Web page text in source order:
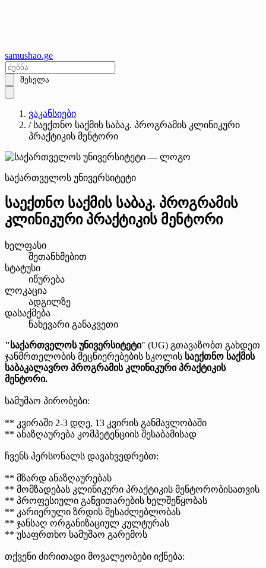
samushao.ge
შესვლა
ვაკანსიები
/ საექთნო საქმის საბაკ. პროგრამის კლინიკური
პრაქტიკის მენტორი
საქართველოს უნივერსიტეტი
საექთნო საქმის საბაკ. პროგრამის
კლინიკური პრაქტიკის მენტორი
ხელფასი
შეთანხმებით
სტატუსი
იწურება
ლოკაცია
ადგილზე
დასაქმება
ნახევარი განაკვეთი
"საქართველოს უნივერსიტეტი" (UG) გთავაზობთ გახდეთ
ჯანმრთელობის მეცნიერებების სკოლის საექთნო საქმის
საბაკალავრო პროგრამის კლინიკური პრაქტიკის
მენტორი.
სამუშაო პირობები:
** კვირაში 2-3 დღე, 13 კვირის განმავლობაში
** ანაზღაურება კომპეტენციის შესაბამისად
ჩვენს პერსონალს დავახვედრებთ:
** მზარდ ანაზღაურებას
** მომზადებას კლინიკური პრაქტიკის მენტორობისათვის
** პროფესიული განვითარების ხელშეწყობას
** კარიერული ზრდის შესაძლებლობას
** ჯანსაღ ორგანიზაციულ კულტურას
** უსაფრთხო სამუშაო გარემოს
თქვენი ძირითადი მოვალეობები იქნება: